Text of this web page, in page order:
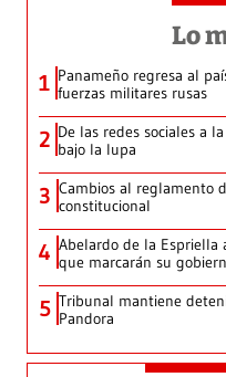
Lo
1 Panameño regresa al
fuerzas militares rusas
2 De las redes sociales a
bajo la lupa
3 Cambios al reglamento
constitucional
4 Abelardo de la Espriella
que marcarán su
5 Tribunal mantiene
Pandora